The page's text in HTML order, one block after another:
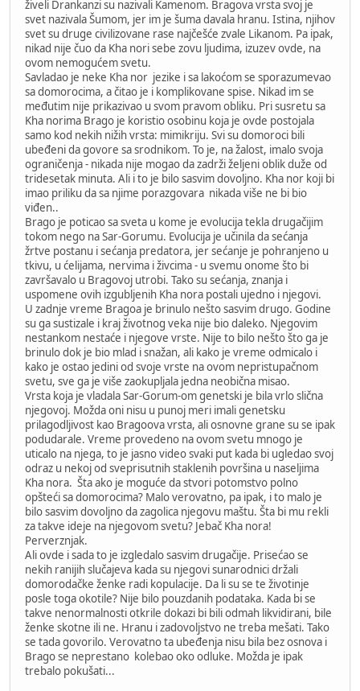
živeli Drankanzi su nazivali Kamenom. Bragova vrsta svoj je
svet nazivala Šumom, jer im je šuma davala hranu. Istina, njihov
svet su druge civilizovane rase najčešće zvale Likanom. Pa ipak,
nikad nije čuo da Kha nori sebe zovu ljudima, izuzev ovde, na
ovom nemogućem svetu.
Savladao je neke Kha nor jezike i sa lakoćom se sporazumevao
sa domorocima, a čitao je i komplikovane spise. Nikad im se
međutim nije prikazivao u svom pravom obliku. Pri susretu sa
Kha norima Brago je koristio osobinu koja je ovde postojala
samo kod nekih nižih vrsta: mimikriju. Svi su domoroci bili
ubeđeni da govore sa srodnikom. To je, na žalost, imalo svoja
ograničenja - nikada nije mogao da zadrži željeni oblik duže od
tridesetak minuta. Ali i to je bilo sasvim dovoljno. Kha nor koji bi
imao priliku da sa njime porazgovara nikada više ne bi bio
viđen..
Brago je poticao sa sveta u kome je evolucija tekla drugačijim
tokom nego na Sar-Gorumu. Evolucija je učinila da sećanja
žrtve postanu i sećanja predatora, jer sećanje je pohranjeno u
tkivu, u ćelijama, nervima i živcima - u svemu onome što bi
završavalo u Bragovoj utrobi. Tako su sećanja, znanja i
uspomene ovih izgubljenih Kha nora postali ujedno i njegovi.
U zadnje vreme Bragoa je brinulo nešto sasvim drugo. Godine
su ga sustizale i kraj životnog veka nije bio daleko. Njegovim
nestankom nestaće i njegove vrste. Nije to bilo nešto što ga je
brinulo dok je bio mlad i snažan, ali kako je vreme odmicalo i
kako je ostao jedini od svoje vrste na ovom nepristupačnom
svetu, sve ga je više zaokupljala jedna neobična misao.
Vrsta koja je vladala Sar-Gorum-om genetski je bila vrlo slična
njegovoj. Možda oni nisu u punoj meri imali genetsku
prilagodljivost kao Bragoova vrsta, ali osnovne grane su se ipak
podudarale. Vreme provedeno na ovom svetu mnogo je
uticalo na njega, to je jasno video svaki put kada bi ugledao svoj
odraz u nekoj od sveprisutnih staklenih površina u naseljima
Kha nora. Šta ako je moguće da stvori potomstvo polno
opšteći sa domorocima? Malo verovatno, pa ipak, i to malo je
bilo sasvim dovoljno da zagolica njegovu maštu. Šta bi mu rekli
za takve ideje na njegovom svetu? Jebač Kha nora!
Perverznjak.
Ali ovde i sada to je izgledalo sasvim drugačije. Prisećao se
nekih ranijih slučajeva kada su njegovi sunarodnici držali
domorodačke ženke radi kopulacije. Da li su se te životinje
posle toga okotile? Nije bilo pouzdanih podataka. Kada bi se
takve nenormalnosti otkrile dokazi bi bili odmah likvidirani, bile
ženke skotne ili ne. Hranu i zadovoljstvo ne treba mešati. Tako
se tada govorilo. Verovatno ta ubeđenja nisu bila bez osnova i
Brago se neprestano kolebao oko odluke. Možda je ipak
trebalo pokušati...